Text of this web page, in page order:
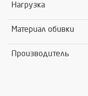
Нагрузка
Материал обивки
Производитель